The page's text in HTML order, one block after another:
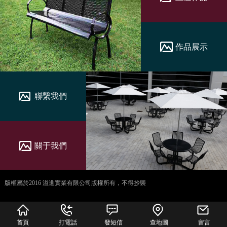
作品展示
聯繫我們
關于我們
版權屬於2016 溢進實業有限公司版權所有，不得抄襲
首頁 打電話 發短信 查地圖 留言